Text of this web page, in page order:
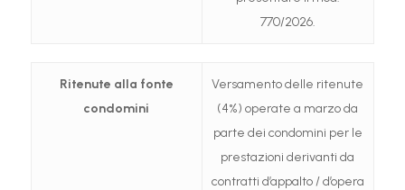
770/2026.
Ritenute alla fonte
condomini
Versamento delle ritenute
(4%) operate a marzo da
parte dei condomini per le
prestazioni derivanti da
contratti d’appalto / d’opera